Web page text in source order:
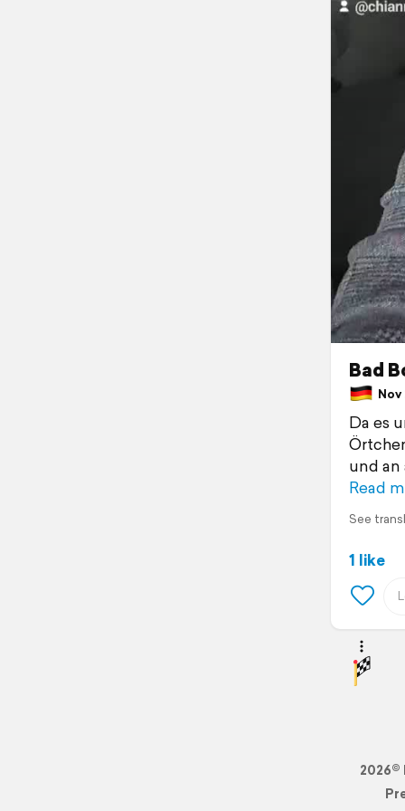
Bad
Nov
Da es
und an
Read
See
1 like
2026©